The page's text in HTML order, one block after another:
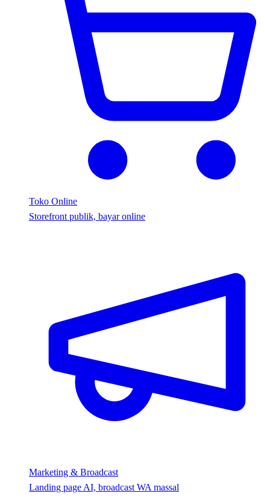
Toko Online
Storefront publik, bayar online
Marketing & Broadcast
Landing page AI, broadcast WA massal